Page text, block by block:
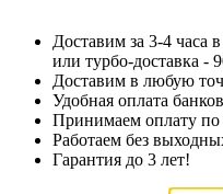
Доставим за 3-4 часа
или турбо-доставка -
Доставим в любую
Удобная оплата
Принимаем оплату по
Работаем без
Гарантия до 3 лет!